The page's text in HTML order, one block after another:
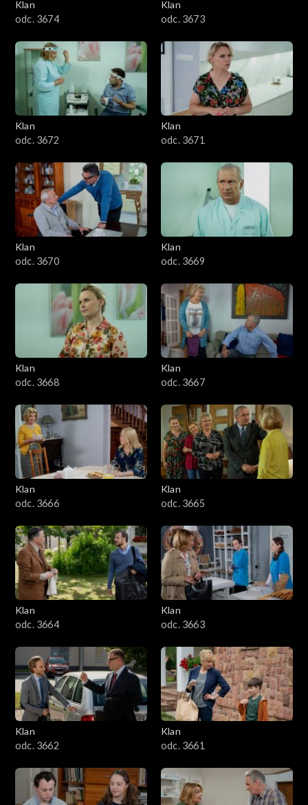
Klan
odc. 3674
Klan
odc. 3673
Klan
odc. 3672
Klan
odc. 3671
Klan
odc. 3670
Klan
odc. 3669
Klan
odc. 3668
Klan
odc. 3667
Klan
odc. 3666
Klan
odc. 3665
Klan
odc. 3664
Klan
odc. 3663
Klan
odc. 3662
Klan
odc. 3661